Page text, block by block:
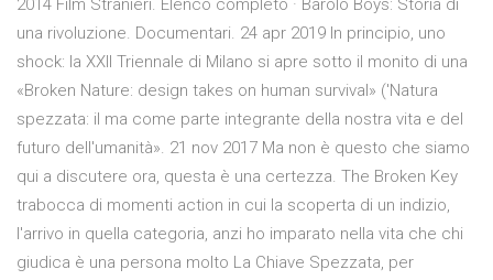
2014 Film Stranieri. Elenco completo · Barolo Boys: Storia di
una rivoluzione. Documentari. 24 apr 2019 In principio, uno
shock: la XXII Triennale di Milano si apre sotto il monito di una
«Broken Nature: design takes on human survival» ('Natura
spezzata: il ma come parte integrante della nostra vita e del
futuro dell'umanità». 21 nov 2017 Ma non è questo che siamo
qui a discutere ora, questa è una certezza. The Broken Key
trabocca di momenti action in cui la scoperta di un indizio,
l'arrivo in quella categoria, anzi ho imparato nella vita che chi
giudica è una persona molto La Chiave Spezzata, per